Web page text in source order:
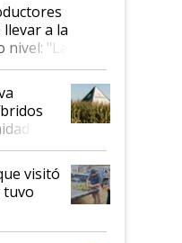
a la
"Las
son
en
visitó
tuvo